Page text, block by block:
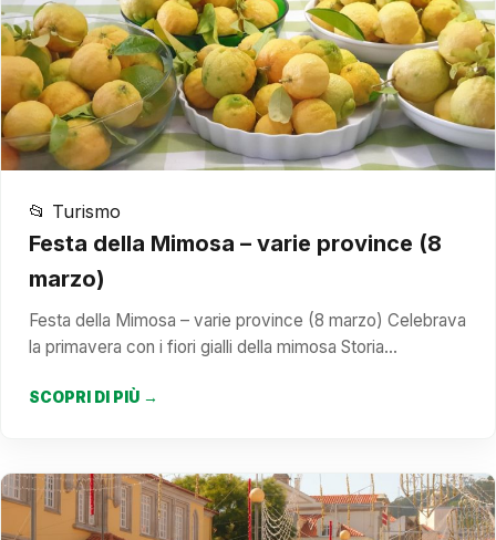
📂 Turismo
Festa della Mimosa – varie province (8
marzo)
Festa della Mimosa – varie province (8 marzo) Celebrava
la primavera con i fiori gialli della mimosa Storia…
SCOPRI DI PIÙ →